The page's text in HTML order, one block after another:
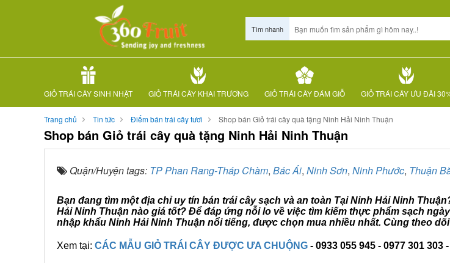
Tìm nhanh
GIỎ TRÁI CÂY SINH NHẬT GIỎ TRÁI CÂY KHAI TRƯƠNG GIỎ TRÁI CÂY ĐÁM GIỖ GIỎ TRÁI CÂY ƯU ĐÃI
Trang chủ Tin tức Điểm bán trái cây tươi Shop bán Giỏ trái cây quà tặng Ninh Hải Ninh Thuận
Shop bán Giỏ trái cây quà tặng Ninh Hải Ninh Thuận
Quận/Huyện tags: TP Phan Rang-Tháp Chàm, Bác Ái, Ninh Sơn, Ninh Phước, Thuận
Bạn đang tìm một địa chỉ uy tín bán trái cây sạch và an toàn Tại Ninh Hải Ninh
Hải Ninh Thuận nào giá tốt? Để đáp ứng nỗi lo về việc tìm kiếm thực phẩm sạch
nhập khẩu Ninh Hải Ninh Thuận nổi tiếng, được chọn mua nhiều nhất. Cùng theo
Xem tại: CÁC MẪU GIỎ TRÁI CÂY ĐƯỢC ƯA CHUỘNG - 0933 055 945 - 0977 301 303